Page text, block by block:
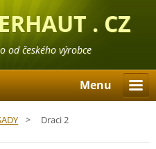
. CZ
od českého výrobce
Menu
> Draci 2